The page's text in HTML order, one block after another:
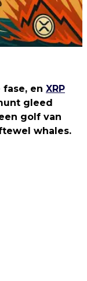
en XRP
gleed
golf van
whales.